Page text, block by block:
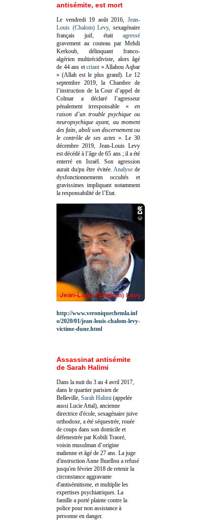
antisémite, est mort
Le vendredi 19 août 2016, Jean-
Louis (Chalom) Levy, sexagénaire
français juif, était agressé
gravement au couteau par Mehdi
Kerkoub, délinquant franco-
algérien multirécidiviste, alors âgé
de 44 ans etcriant « Allahou Aqbar
» (Allah est le plus grand). Le 12
septembre 2019, la Chambre de
l’instruction de la Cour d’appel de
Colmar a déclaré l’agresseur
pénalement irresponsable «en
raison d’un trouble psychique ou
neuropsychique ayant, au moment
des faits, aboli son discernement ou
le contrôle de ses actes». Le 30
décembre 2019, Jean-Louis Levy
est décédé à l’âge de 65 ans ; il a été
enterré en Israël. Son agression
aurait du/pu être évitée. Analysede
dysfonctionnements occultés et
gravissimes impliquant notamment
la responsabilité de l’Etat.
http://www.veroniquechemla.inf
o/2020/01/jean-louis-chalom-levy-
victime-dune.html
Assassinat antisémite
de Sarah Halimi
Dans la nuit du 3 au 4 avril 2017,
dans le quartier parisien de
Belleville, Sarah Halimi (appelée
aussi Lucie Attal), ancienne
directrice d'école, sexagénaire juive
orthodoxe, a été séquestrée, rouée
de coups dans son domicile et
défenestrée par Kobili Traoré,
voisin musulman d’origine
malienne et âgé de 27 ans. La juge
d'instruction Anne Ihuellou a refusé
jusqu'en février 2018 de retenir la
circonstance aggravante
d'antisémitisme, et multiplie les
expertises psychiatriques. La
famille a porté plainte contre la
police pour non assistance à
personne en danger.